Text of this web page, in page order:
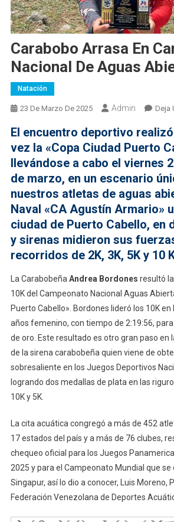
Carabobo Arrasa En
Nacional De Aguas
Natación
23 De Marzo De 2025 Admin Deja
El encuentro deportivo
vez la «Copa Ciudad Puerto
llevándose a cabo el viernes
de marzo, en un escenario
nuestros atletas de aguas
Naval «CA Agustín Armario»
ciudad de Puerto Cabello, en
y sirenas midieron sus
recorridos de 2K, 3K, 5K y 10
La Carabobeña Andrea Bordones resultó
10K del Campeonato Nacional Aguas
Puerto Cabello». Bordones lideró los 10K
años femenino, con tiempo de 2:19:56,
de oro. Este resultado es otro gran paso en
de la sirena carabobeña quien viene de
sobresaliente en los Juegos Deportivos
logrando dos medallas de plata en las
10K y 5K.
La cita acuática congregó a más de 452
17 estados del país y a más de 76 clubes,
chequeo oficial para los Juegos
2025 y para el Campeonato Mundial que se
Singapur, así lo dio a conocer, Luis Moreno,
Federación Venezolana de Deportes